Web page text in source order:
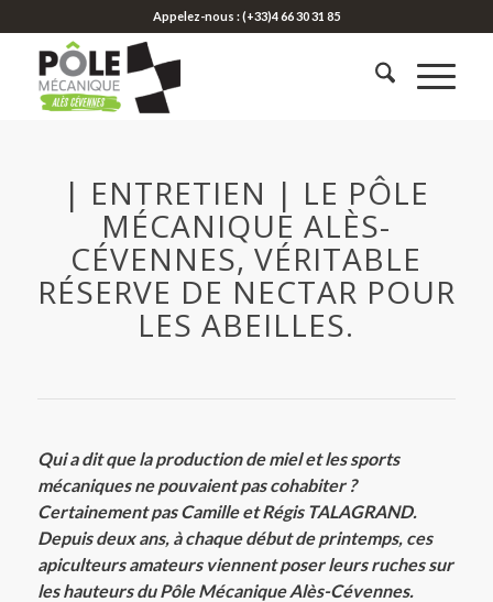
Appelez-nous : (+33)4 66 30 31 85
| ENTRETIEN | LE PÔLE
MÉCANIQUE ALÈS-
CÉVENNES, VÉRITABLE
RÉSERVE DE NECTAR POUR
LES ABEILLES.
Qui a dit que la production de miel et les sports
mécaniques ne pouvaient pas cohabiter ?
Certainement pas Camille et Régis TALAGRAND.
Depuis deux ans, à chaque début de printemps, ces
apiculteurs amateurs viennent poser leurs ruches sur
les hauteurs du Pôle Mécanique Alès-Cévennes.